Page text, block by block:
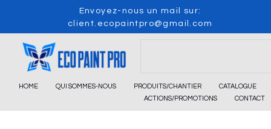
content
Envoyez-nous un mail sur:
client.ecopaintpro@gmail.com
HOME QUI SOMMES-NOUS PRODUITS/CHANTIER
CATALOGUE
ACTIONS/PROMOTIONS
CONTACT